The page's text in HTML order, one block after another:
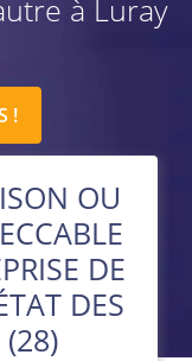
à Luray
!
OU
DE
DES
(28)